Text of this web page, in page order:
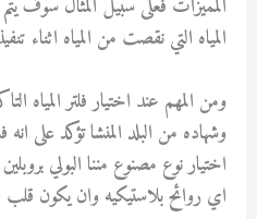
المميزات فعلى سبيل المثال سوف
المياه التي نقصت من المياه اثناء
ومن المهم عند اختيار فلتر المياه
وشهاده من البلد المنشا تؤكد على
اختيار نوع مصنوع مننا البولي
اي روائح بلاستيكيه وان يكون